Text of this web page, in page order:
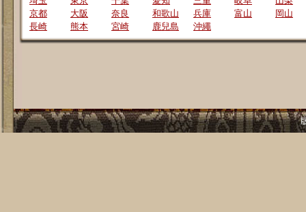
京都
大阪 奈良 和歌山 兵庫 富山
岡山
長崎
熊本 宮崎 鹿兒島 沖繩